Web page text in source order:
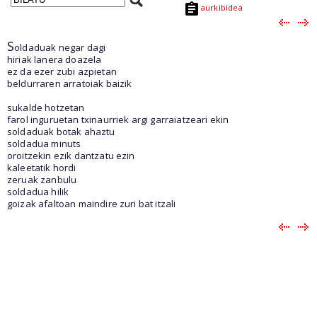
aurkibidea
Soldaduak negar dagi
hiriak lanera doazela
ez da ezer zubi azpietan
beldurraren arratoiak baizik
sukalde hotzetan
farol inguruetan txinaurriek argi garraiatzeari ekin
soldaduak botak ahaztu
soldadua minuts
oroitzekin ezik dantzatu ezin
kaleetatik hordi
zeruak zanbulu
soldadua hilik
goizak afaltoan maindire zuri bat itzali